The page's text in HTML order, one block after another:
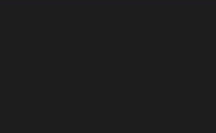
FindMyLost Sr.l © 2026 |
Oficina de vendes del